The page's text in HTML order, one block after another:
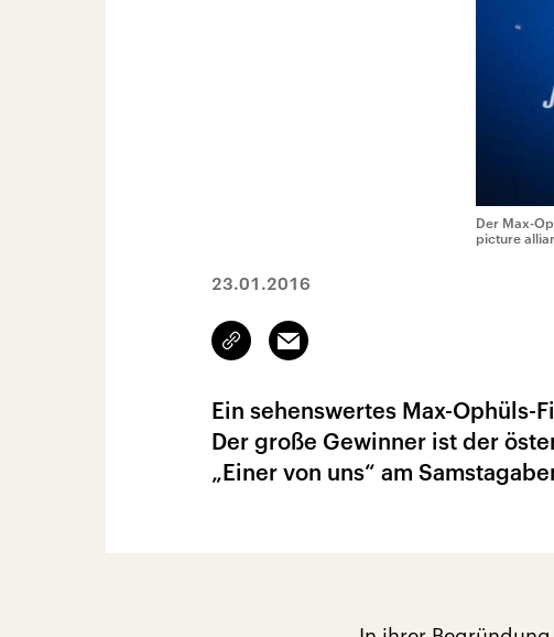
Der Max-
picture
23.01.2016
Link
kopieren/teilen
Email
Ein sehenswertes Max-Ophüls-
Der große Gewinner ist der
„Einer von uns“ am